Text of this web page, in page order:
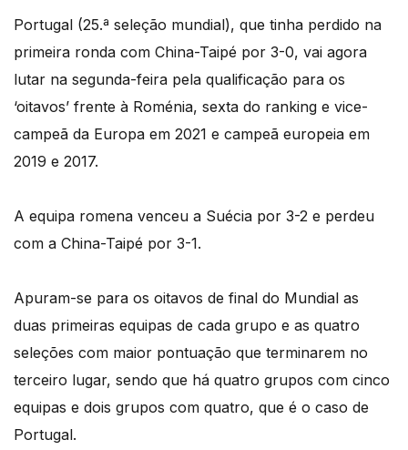
Portugal (25.ª seleção mundial), que tinha perdido na
primeira ronda com China-Taipé por 3-0, vai agora
lutar na segunda-feira pela qualificação para os
‘oitavos’ frente à Roménia, sexta do ranking e vice-
campeã da Europa em 2021 e campeã europeia em
2019 e 2017.
A equipa romena venceu a Suécia por 3-2 e perdeu
com a China-Taipé por 3-1.
Apuram-se para os oitavos de final do Mundial as
duas primeiras equipas de cada grupo e as quatro
seleções com maior pontuação que terminarem no
terceiro lugar, sendo que há quatro grupos com cinco
equipas e dois grupos com quatro, que é o caso de
Portugal.